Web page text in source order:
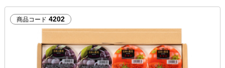
商品コード 4202